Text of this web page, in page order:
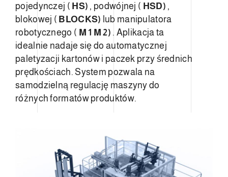
pojedynczej ( HS) , podwójnej ( HSD) ,
blokowej ( BLOCKS) lub manipulatora
robotycznego ( M 1 M 2) . Aplikacja ta
idealnie nadaje się do automatycznej
paletyzacji kartonów i paczek przy średnich
prędkościach. System pozwala na
samodzielną regulację maszyny do
różnych formatów produktów.